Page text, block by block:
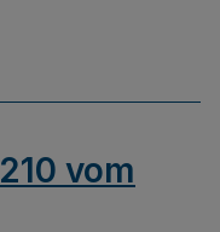
vom